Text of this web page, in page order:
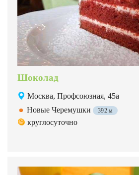
Шоколад
Москва, Профсоюзная, 45а
Новые Черемушки
392 м
круглосуточно